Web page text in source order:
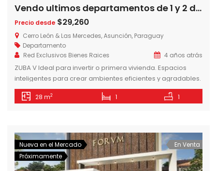
Vendo ultimos departamentos de 1 y 2 dormitorios en Zuba V zona cit, Asunción-Paraguay
Precio desde $29,260
Cerro León & Las Mercedes, Asunción, Paraguay
Departamento
Red Exclusivos Bienes Raices
4 años atrás
ZUBA V Ideal para invertir o primera vivienda. Espacios
inteligentes para crear ambientes eficientes y agradables.
AMENITIES – Piscina – Solarium – Lavadero – Gym exterior –
Quinchos Climatizados – Parrillas – Baños Sexados – Dos
ubicadas en formato […]
28 m2 1 1
Nueva en el Mercado
Próximamente
En Venta